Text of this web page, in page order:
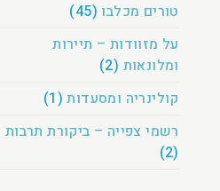
טורים מכלבו (45)
על מזוודות – תיירות
ומלונאות (2)
קולינריה ומסעדות (1)
רשמי צפייה – ביקורת תרבות
(2)